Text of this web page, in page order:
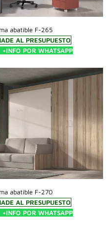
abatible F-265
AL PRESUPUESTO
+INFO POR WHATSAPP
abatible F-270
AL PRESUPUESTO
+INFO POR WHATSAPP